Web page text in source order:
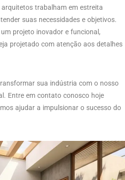
trabalham em estreita
suas necessidades e objetivos.
projeto inovador e funcional,
projetado com atenção aos detalhes
sua indústria com o nosso
Entre em contato conosco hoje
ajudar a impulsionar o sucesso do